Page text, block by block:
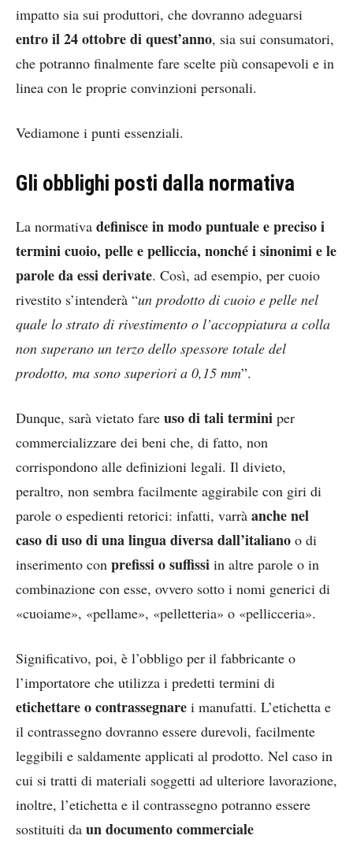
impatto sia sui produttori, che dovranno adeguarsi
entro il 24 ottobre di quest’anno, sia sui consumatori,
che potranno finalmente fare scelte più consapevoli e in
linea con le proprie convinzioni personali.
Vediamone i punti essenziali.
Gli obblighi posti dalla normativa
La normativa definisce in modo puntuale e preciso i
termini cuoio, pelle e pelliccia, nonché i sinonimi e le
parole da essi derivate. Così, ad esempio, per cuoio
rivestito s’intenderà “un prodotto di cuoio e pelle nel
quale lo strato di rivestimento o l’accoppiatura a colla
non superano un terzo dello spessore totale del
prodotto, ma sono superiori a 0,15 mm”.
Dunque, sarà vietato fare uso di tali termini per
commercializzare dei beni che, di fatto, non
corrispondono alle definizioni legali. Il divieto,
peraltro, non sembra facilmente aggirabile con giri di
parole o espedienti retorici: infatti, varrà anche nel
caso di uso di una lingua diversa dall’italiano o di
inserimento con prefissi o suffissi in altre parole o in
combinazione con esse, ovvero sotto i nomi generici di
«cuoiame», «pellame», «pelletteria» o «pellicceria».
Significativo, poi, è l’obbligo per il fabbricante o
l’importatore che utilizza i predetti termini di
etichettare o contrassegnare i manufatti. L’etichetta e
il contrassegno dovranno essere durevoli, facilmente
leggibili e saldamente applicati al prodotto. Nel caso in
cui si tratti di materiali soggetti ad ulteriore lavorazione,
inoltre, l’etichetta e il contrassegno potranno essere
sostituiti da un documento commerciale